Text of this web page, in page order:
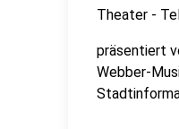
Theater -
präsentiert
Webber-